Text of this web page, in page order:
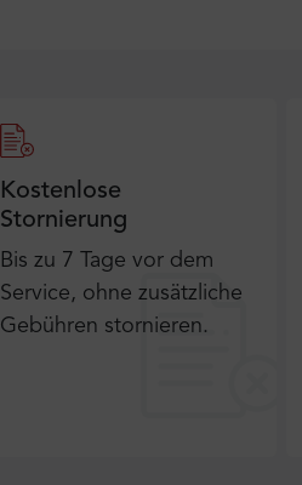
Kostenlose
Stornierung
Bis zu 7 Tage vor dem
Service, ohne zusätzliche
Gebühren stornieren.